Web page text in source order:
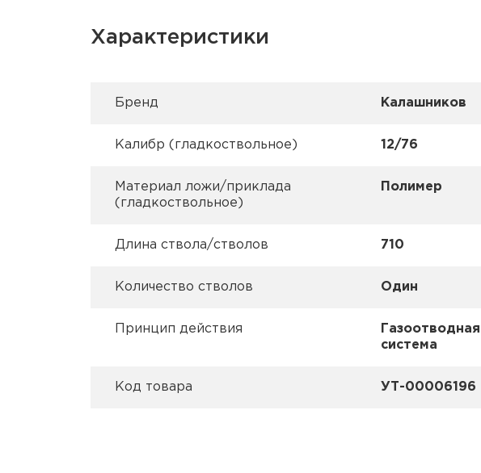
Характеристики
Брeнд Калашников
Калибр (гладкоствольное) 12/76
Материал ложи/приклада
(гладкоствольное)
Полимер
Длина ствола/стволов 710
Количество стволов Один
Принцип действия
Газоотводная
система
Код товара УТ-00006196